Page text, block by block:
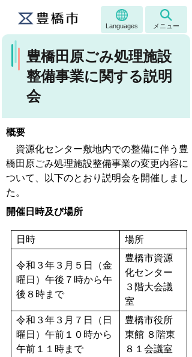
Languages メニュー
豊橋田原ごみ処理施設
整備事業に関する説明
会
概要
資源化センター敷地内での整備に伴う豊
橋田原ごみ処理施設整備事業の変更内容に
ついて、以下のとおり説明会を開催しまし
た。
開催日時及び場所
日時 場所
令和３年３月５日（金
曜日）午後７時から午
後８時まで
豊橋市資源
化センター
３階大会議
室
令和３年３月７日（日
曜日）午前１０時から
午前１１時まで
豊橋市役所
東館 ８階東
８１会議室